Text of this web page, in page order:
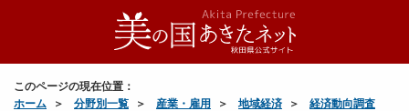
このページの現在位置：
ホーム
分野別一覧 産業・雇用 地域経済
経済動向調査